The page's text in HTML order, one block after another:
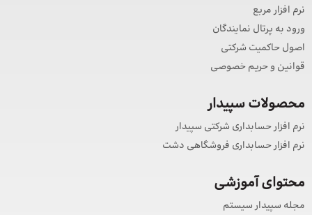
نرم افزار مربع
ورود به پرتال نمایندگان
اصول حاکمیت شرکتی
قوانین و حریم خصوصی
محصولات سپیدار
نرم افزار حسابداری شرکتی سپیدار
نرم افزار حسابداری فروشگاهی دشت
محتوای آموزشی
مجله سپیدار سیستم